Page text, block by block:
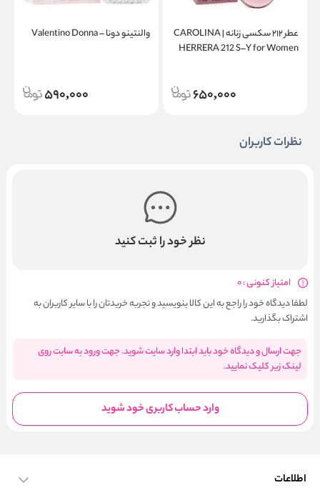
عطر ۲۱۲ سکسی زنانه | CAROLINA
HERRERA 212 S–Y for Women
650,000
والنتینو دونا – Valentino Donna
590,000
نظرات کاربران
نظر خود را ثبت کنید
امتیاز کنونی : 0
لطفا دیدگاه خود را راجع به این کالا بنویسید و تجربه خریدتان را با سایر کاربران به
اشتراک بگذارید.
جهت ارسال و دیدگاه خود باید ابتدا وارد سایت شوید. جهت ورود به سایت روی
لینک زیر کلیک نمایید.
وارد حساب کاربری خود شوید
اطلاعات